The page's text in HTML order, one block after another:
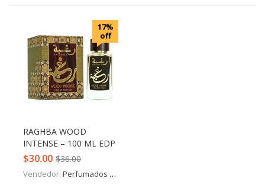
Recordarme
Iniciar Sesión
17%
off
RAGHBA WOOD
INTENSE – 100 ML EDP
$30.00 $36.00
Vendedor: Perfumados y más